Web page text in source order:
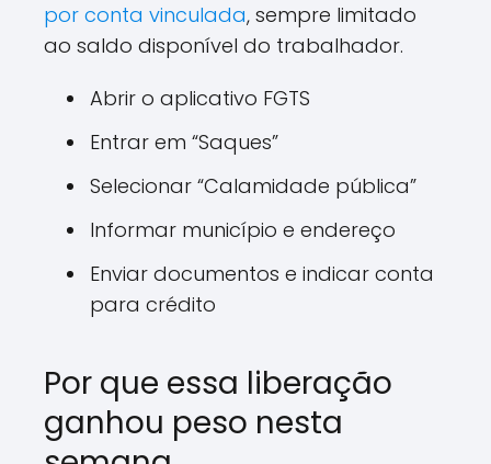
por conta vinculada, sempre limitado
ao saldo disponível do trabalhador.
Abrir o aplicativo FGTS
Entrar em “Saques”
Selecionar “Calamidade pública”
Informar município e endereço
Enviar documentos e indicar conta
para crédito
Por que essa liberação
ganhou peso nesta